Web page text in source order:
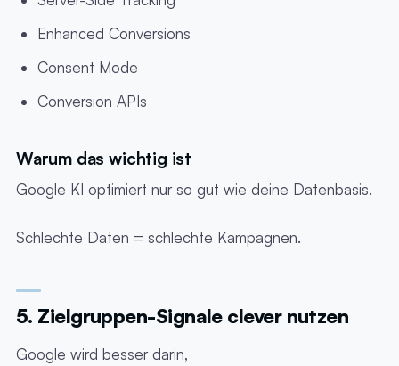
Enhanced Conversions
Consent Mode
Conversion APIs
Warum das wichtig ist
Google KI optimiert nur so gut wie deine Datenbasis.
Schlechte Daten = schlechte Kampagnen.
5. Zielgruppen-Signale clever nutzen
Google wird besser darin,